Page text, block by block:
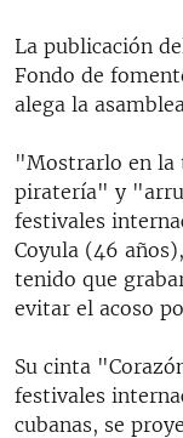
La publicación
Fondo de
alega la
"Mostrarlo en la
piratería" y
festivales
Coyula (46
tenido que
evitar el acoso
Su cinta
festivales
cubanas, se